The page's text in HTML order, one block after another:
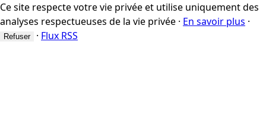
Ce site respecte votre vie privée et utilise uniquement des
analyses respectueuses de la vie privée · En savoir plus ·
Refuser · Flux RSS